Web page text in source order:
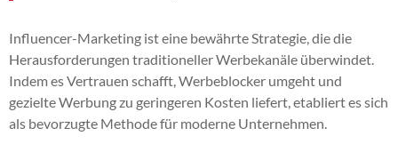
Influencer-Marketing ist eine bewährte Strategie, die die
Herausforderungen traditioneller Werbekanäle überwindet.
Indem es Vertrauen schafft, Werbeblocker umgeht und
gezielte Werbung zu geringeren Kosten liefert, etabliert es sich
als bevorzugte Methode für moderne Unternehmen.